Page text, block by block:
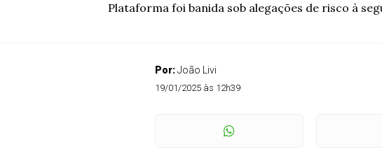
Plataforma foi banida sob alegações de risco à
Por:João Livi
19/01/2025 às 12h39